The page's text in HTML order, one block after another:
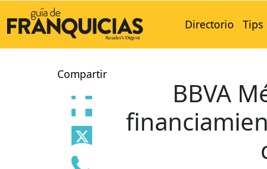
Directorio Tips
Compartir
BBVA